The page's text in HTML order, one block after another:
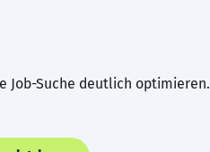
Job-Suche deutlich optimieren.